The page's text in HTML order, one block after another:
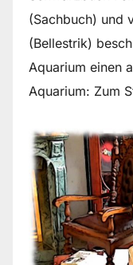
(Sachbuch) und
(Bellestrik)
Aquarium einen
Aquarium: Zum